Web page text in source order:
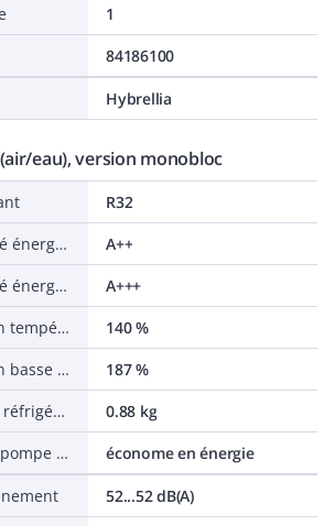
1
84186100
Hybrellia
eau), version monobloc
R32
Classe d'efficacité énergétique chauffage de l'espace (55 °C) dans des conditions moyennes
A++
Classe d'efficacité énergétique chauffage de l'espace (35 °C) dans des conditions moyennes
A+++
Ηs, h (application température moyenne (55 °C) dans des conditions moyennes)
140 %
Ηs, h (application basse température (35 °C) dans des conditions moyennes)
187 %
Charge en fluide réfrigérant préchargé
0.88 kg
Type de pompe (pompe système)
économe en énergie
52...52 dB(A)